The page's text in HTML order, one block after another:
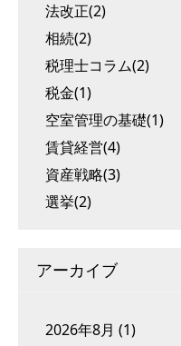
法改正(2)
相続(2)
税理士コラム(2)
税金(1)
空室管理の基礎(1)
賃貸経営(4)
資産戦略(3)
選挙(2)
アーカイブ
2026年8月 (1)